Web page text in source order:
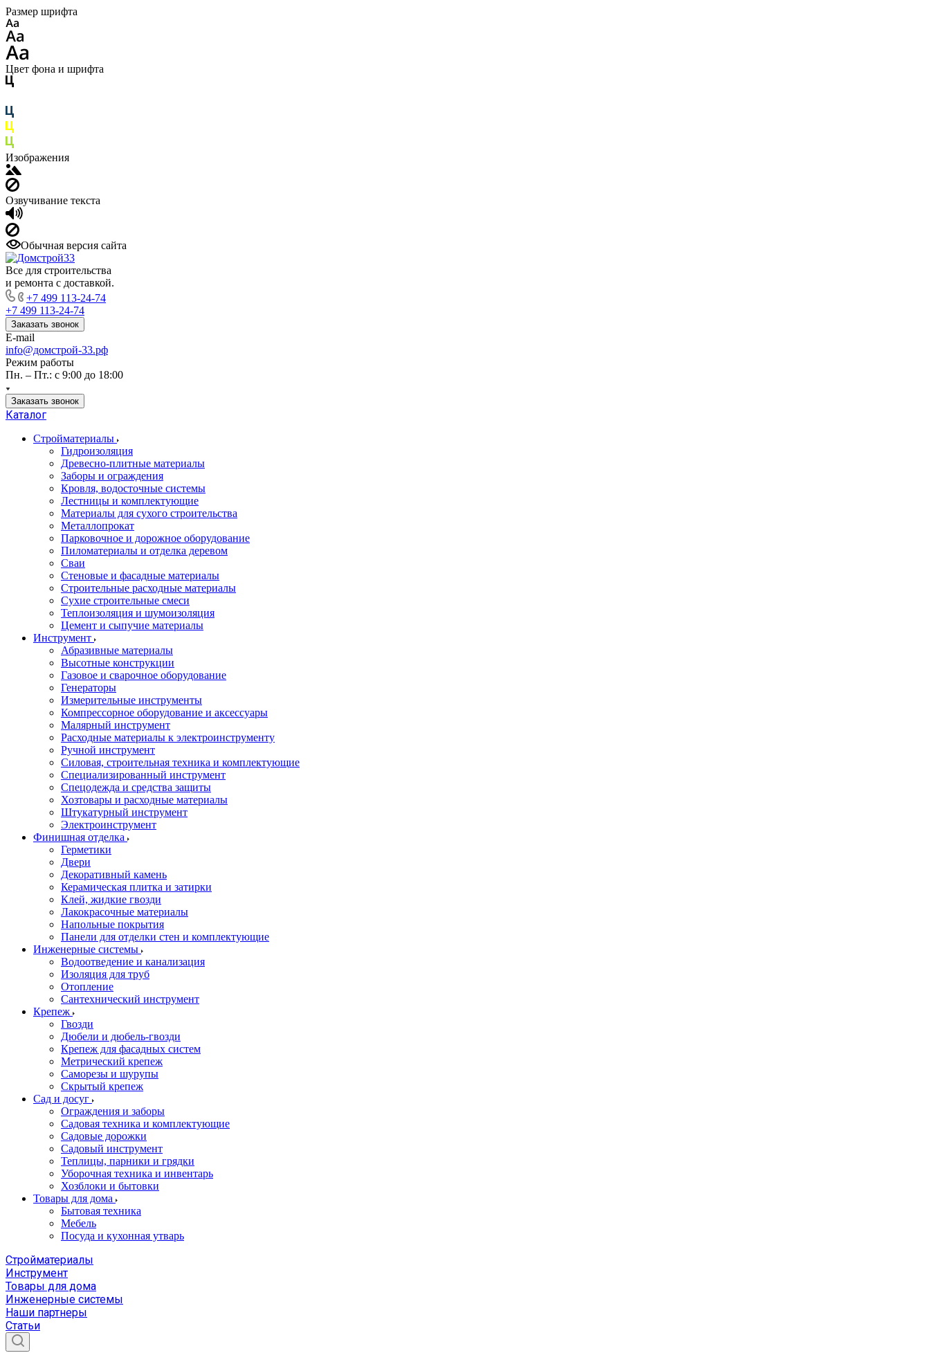
Размер шрифта
Цвет фона и шрифта
Изображения
Озвучивание текста
Обычная версия сайта
Все для строительства
и ремонта с доставкой.
+7 499 113-24-74
+7 499 113-24-74
Заказать звонок
E-mail
info@домстрой-33.рф
Режим работы
Пн. – Пт.: с 9:00 до 18:00
Заказать звонок
Каталог
Стройматериалы
Гидроизоляция
Древесно-плитные материалы
Заборы и ограждения
Кровля, водосточные системы
Лестницы и комплектующие
Материалы для сухого строительства
Металлопрокат
Парковочное и дорожное оборудование
Пиломатериалы и отделка деревом
Сваи
Стеновые и фасадные материалы
Строительные расходные материалы
Сухие строительные смеси
Теплоизоляция и шумоизоляция
Цемент и сыпучие материалы
Инструмент
Абразивные материалы
Высотные конструкции
Газовое и сварочное оборудование
Генераторы
Измерительные инструменты
Компрессорное оборудование и аксессуары
Малярный инструмент
Расходные материалы к электроинструменту
Ручной инструмент
Силовая, строительная техника и комплектующие
Специализированный инструмент
Спецодежда и средства защиты
Хозтовары и расходные материалы
Штукатурный инструмент
Электроинструмент
Финишная отделка
Герметики
Двери
Декоративный камень
Керамическая плитка и затирки
Клей, жидкие гвозди
Лакокрасочные материалы
Напольные покрытия
Панели для отделки стен и комплектующие
Инженерные системы
Водоотведение и канализация
Изоляция для труб
Отопление
Сантехнический инструмент
Крепеж
Гвозди
Дюбели и дюбель-гвозди
Крепеж для фасадных систем
Метрический крепеж
Саморезы и шурупы
Скрытый крепеж
Сад и досуг
Ограждения и заборы
Садовая техника и комплектующие
Садовые дорожки
Садовый инструмент
Теплицы, парники и грядки
Уборочная техника и инвентарь
Хозблоки и бытовки
Товары для дома
Бытовая техника
Мебель
Посуда и кухонная утварь
Стройматериалы
Инструмент
Товары для дома
Инженерные системы
Наши партнеры
Статьи